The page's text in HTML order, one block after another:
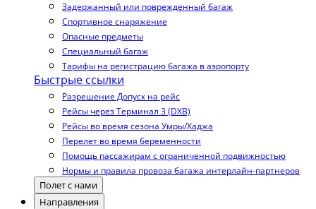
Задержанный или поврежденный багаж
Спортивное снаряжение
Опасные предметы
Специальный багаж
Тарифы на регистрацию багажа в аэропорту
Быстрые ссылки
Разрешение Допуск на рейс
Рейсы через Терминал 3 (DXB)
Рейсы во время сезона Умры/Хаджа
Перелет во время беременности
Помощь пассажирам с ограниченной подвижностью
Нормы и правила провоза багажа интерлайн-партнеров
Полет с нами
Направления